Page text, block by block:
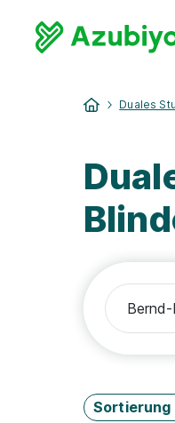
Duales
Sortierung